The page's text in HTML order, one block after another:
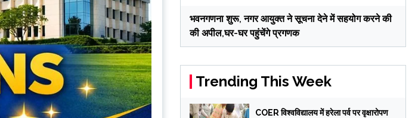
भवनगणना शुरू, नगर आयुक्त ने सूचना देने में सहयोग करने की
की अपील,घर-घर पहुंचेंगे प्रगणक
Trending This Week
COER विश्वविद्यालय में हरेला पर्व पर वृक्षारोपण